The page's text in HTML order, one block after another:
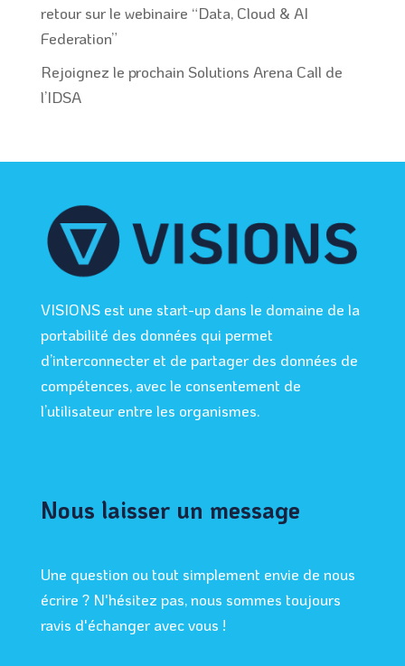
retour sur le webinaire “Data, Cloud & AI
Federation”
Rejoignez le prochain Solutions Arena Call de
l’IDSA
VISIONS est une start-up dans le domaine de la
portabilité des données qui permet
d’interconnecter et de partager des données de
compétences, avec le consentement de
l’utilisateur entre les organismes.
Nous laisser un message
Une question ou tout simplement envie de nous
écrire ? N'hésitez pas, nous sommes toujours
ravis d'échanger avec vous !